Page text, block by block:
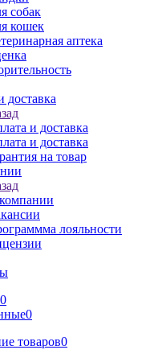
собак
кошек
аптека
доставка
и доставка
и доставка
на товар
лояльности
0
0
товаров0